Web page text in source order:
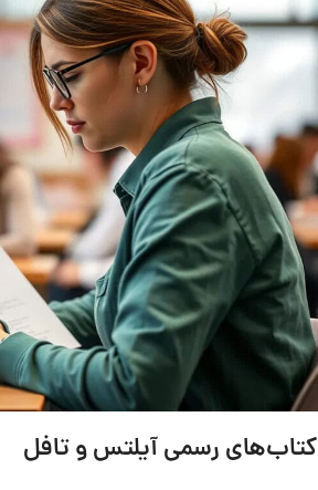
کتاب‌های رسمی آیلتس و تافل